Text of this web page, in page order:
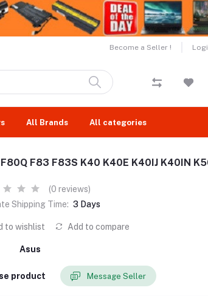
Become a Seller !
All Brands All categories
F83 F83S K40 K40E K40IJ K40IN
(0 reviews)
Shipping Time: 3 Days
to wishlist Add to compare
Asus
product Message Seller